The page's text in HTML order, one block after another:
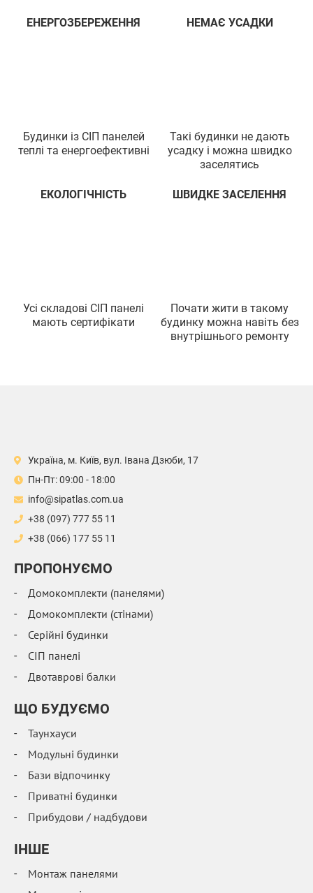
ЕНЕРГОЗБЕРЕЖЕННЯ
Будинки iз СIП панелей
теплi та енергоефективнi
НЕМАЄ УСАДКИ
Такi будинки не дають
усадку i можна швидко
заселятись
ЕКОЛОГIЧНIСТЬ
Усi складовi СIП панелi
мають сертифiкати
ШВИДКЕ ЗАСЕЛЕННЯ
Почати жити в такому
будинку можна навiть без
внутрiшнього ремонту
Україна, м. Київ, вул. Івана Дзюби, 17
Пн-Пт: 09:00 - 18:00
info@sipatlas.com.ua
+38 (097) 777 55 11
+38 (066) 177 55 11
ПРОПОНУЄМО
Домокомплекти (панелями)
Домокомплекти (стінами)
Серійні будинки
СІП панелі
Двотаврові балки
ЩО БУДУЄМО
Таунхауси
Модульні будинки
Бази відпочинку
Приватні будинки
Прибудови / надбудови
IНШЕ
Монтаж панелями